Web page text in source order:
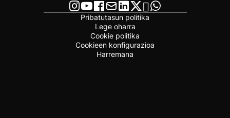
Pribatutasun politika
Lege oharra
Cookie politika
Cookieen konfigurazioa
Harremana